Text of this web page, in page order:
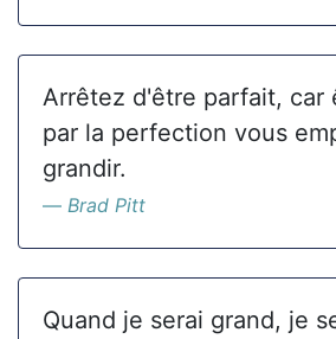
Arrêtez d'être parfait, car
par la perfection vous
grandir.
Brad Pitt
Quand je serai grand, je